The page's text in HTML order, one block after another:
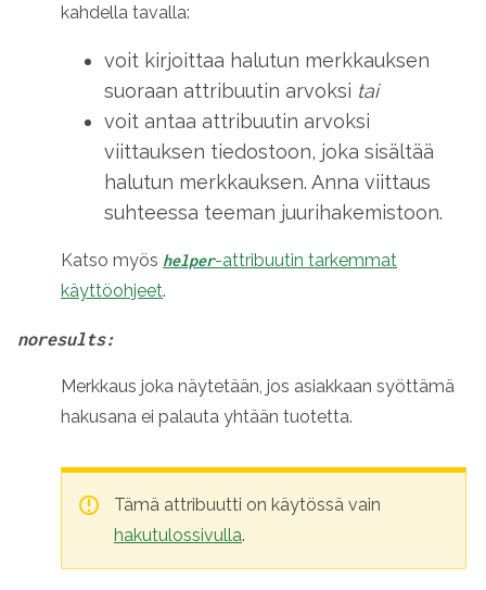
kahdella tavalla:
voit kirjoittaa halutun merkkauksen
suoraan attribuutin arvoksi tai
voit antaa attribuutin arvoksi
viittauksen tiedostoon, joka sisältää
halutun merkkauksen. Anna viittaus
suhteessa teeman juurihakemistoon.
Katso myös helper-attribuutin tarkemmat
käyttöohjeet.
noresults:
Merkkaus joka näytetään, jos asiakkaan syöttämä
hakusana ei palauta yhtään tuotetta.
Tämä attribuutti on käytössä vain
hakutulossivulla.